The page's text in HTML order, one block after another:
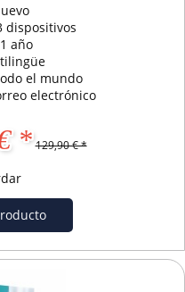
dispositivos
1 año
el mundo
electrónico
* 129,90 € *